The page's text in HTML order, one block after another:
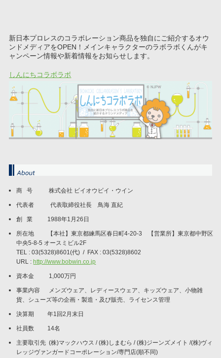
新日本プロレスのコラボレーション商品を独自にご紹介するオウ
ンドメディアをOPEN！メインキャラクターのラボラボくんがキ
ャンペーン情報や新着情報をお知らせします。
しんにちコラボラボ
商 号 株式会社 ビイオウビイ・ウイン
代表者 代表取締役社長 鳥海 直紀
創 業 1988年1月26日
所在地 【本社】東京都練馬区春日町4-20-3 【営業所】東京都中野区
中央5-8-5 オースミビル2F
TEL : 03(5328)8601(代) / FAX : 03(5328)8602
URL : http://www.bobwin.co.jp
資本金 1,000万円
事業内容 メンズウェア、レディースウェア、キッズウェア、小物雑
貨、シューズ等の企画・製造・及び販売、ライセンス管理
決算期 年1回2月末日
社員数 14名
主要取引先 (株)マックハウス / (株)しまむら / (株)ジーンズメイト /(株)ヴィ
レッジヴァンガードコーポレーション/専門店(順不同)